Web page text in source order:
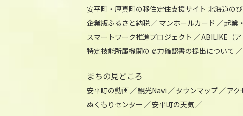
安平町・厚真町の移住定住支援サイト 北海道の
企業版ふるさと納税
マンホールカード 起業
スマートワーク推進プロジェクト
ABILIKE（ア
特定技能所属機関の協力確認書の提出について
まちの見どころ
安平町の動画 観光Navi タウンマップ ア
ぬくもりセンター
安平町の天気